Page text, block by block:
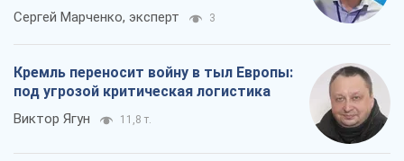
Сергей Марченко, эксперт 3
Кремль переносит войну в тыл Европы:
под угрозой критическая логистика
Виктор Ягун 11,8 т.